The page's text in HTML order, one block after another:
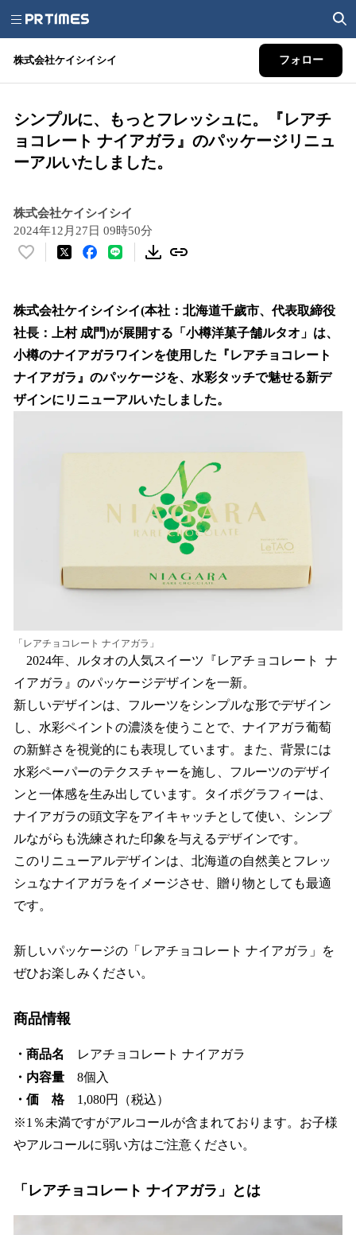
株式会社ケイシイシイ フォロー
シンプルに、もっとフレッシュに。『レアチ
ョコレート ナイアガラ』のパッケージリニュ
ーアルいたしました。
株式会社ケイシイシイ
2024年12月27日 09時50分
い
！
数
を
読
み
込
み
株式会社ケイシイシイ(本社：北海道千歲市、代表取締役
社長：上村 成門)が展開する「小樽洋菓子舗ルタオ」は、
小樽のナイアガラワインを使用した『レアチョコレート
ナイアガラ』のパッケージを、水彩タッチで魅せる新デ
ザインにリニューアルいたしました。
「レアチョコレート ナイアガラ」
2024年、ルタオの人気スイーツ『レアチョコレート ナ
イアガラ』のパッケージデザインを一新。
新しいデザインは、フルーツをシンプルな形でデザイン
し、水彩ペイントの濃淡を使うことで、ナイアガラ葡萄
の新鮮さを視覚的にも表現しています。また、背景には
水彩ペーパーのテクスチャーを施し、フルーツのデザイ
ンと一体感を生み出しています。タイポグラフィーは、
ナイアガラの頭文字をアイキャッチとして使い、シンプ
ルながらも洗練された印象を与えるデザインです。
このリニューアルデザインは、北海道の自然美とフレッ
シュなナイアガラをイメージさせ、贈り物としても最適
です。
新しいパッケージの「レアチョコレート ナイアガラ」を
ぜひお楽しみください。
商品情報
・商品名
レアチョコレート ナイアガラ
・内容量 8個入
・価 格 1,080円（税込）
※1％未満ですがアルコールが含まれております。お子様
やアルコールに弱い方はご注意ください。
「レアチョコレート ナイアガラ」とは